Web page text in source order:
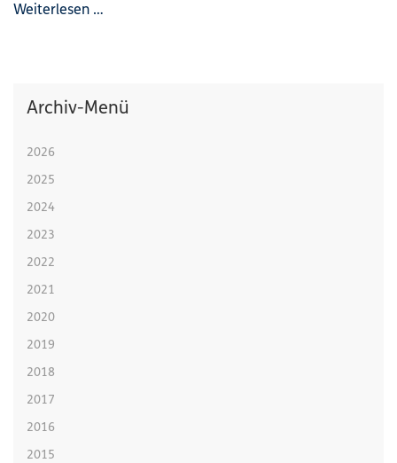
Weiterlesen …
Archiv-Menü
2026
2025
2024
2023
2022
2021
2020
2019
2018
2017
2016
2015